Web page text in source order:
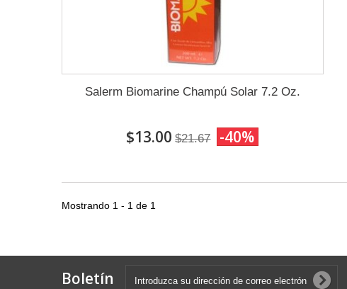
Salerm Biomarine Champú Solar 7.2 Oz.
$13.00 $21.67 -40%
Mostrando 1 - 1 de 1
Boletín